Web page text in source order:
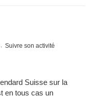
Suivre son activité
Suisse sur la
en tous cas un